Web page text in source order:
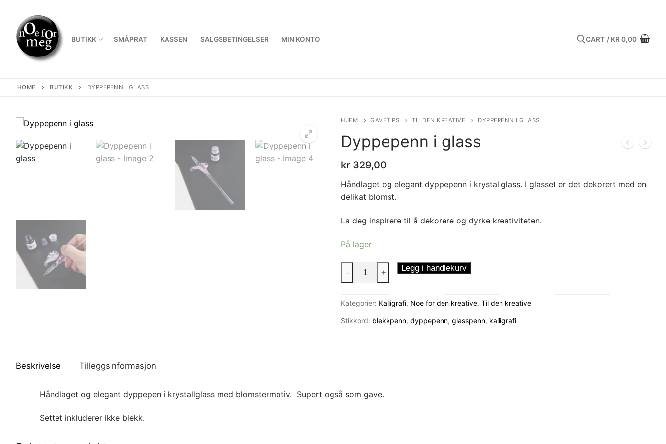
content
BUTIKK SMÅPRAT KASSEN SALGSBETINGELSER MIN KONTO CART / KR 0,00
HOME BUTIKK DYPPEPENN I GLASS
HJEM GAVETIPS TIL DEN KREATIVE DYPPEPENN I GLASS
Dyppepenn i glass
kr 329,00
Håndlaget og elegant dyppepenn i krystallglass. I glasset er det dekorert med en
delikat blomst.
La deg inspirere til å dekorere og dyrke kreativiteten.
På lager
Dyppepenn
i
antall
- + Legg i handlekurv
Kategorier: Kalligrafi, Noe for den kreative, Til den kreative
Stikkord: blekkpenn, dyppepenn, glasspenn, kalligrafi
Beskrivelse Tilleggsinformasjon
Håndlaget og elegant dyppepen i krystallglass med blomstermotiv. Supert også som gave.
Settet inkluderer ikke blekk.